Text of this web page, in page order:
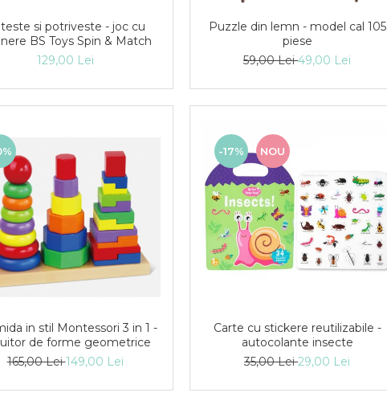
si potriveste - joc cu
BS Toys Spin & Match
129,00 Lei
Puzzle din lemn - model cal 105
piese
59,00 Lei49,00 Lei
in stil Montessori 3 in 1 -
de forme geometrice
165,00 Lei149,00 Lei
-17% NOU
Carte cu stickere reutilizabile -
autocolante insecte
35,00 Lei29,00 Lei